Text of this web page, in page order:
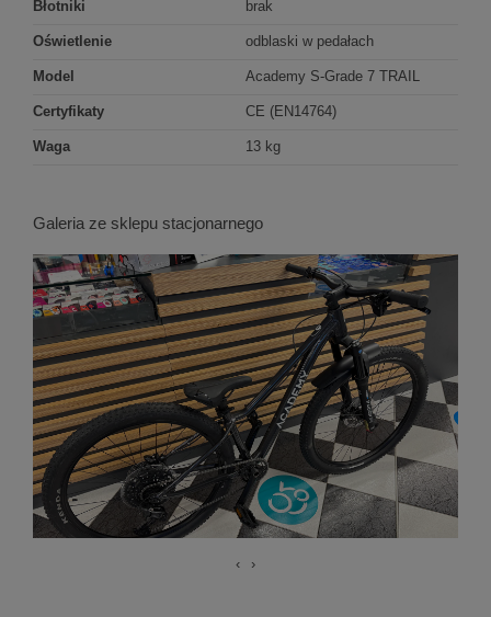
Błotniki brak
Oświetlenie odblaski w pedałach
Model Academy S-Grade 7 TRAIL
Certyfikaty CE (EN14764)
Waga 13 kg
Galeria ze sklepu stacjonarnego
‹ ›